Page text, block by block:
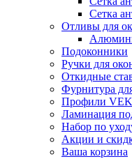
Сетка
Отливы для
Подоконники
Ручки для
Откидные
Фурнитура
Профили
Ламинация
Набор по
Акции и
Ваша корзина